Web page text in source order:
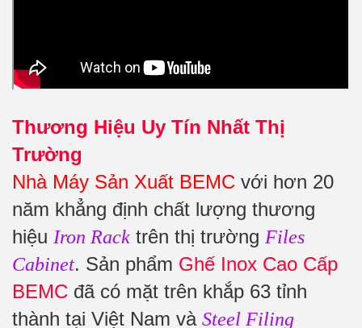
Thương Hiệu Uy Tín Nhất Thị
Trường
Nhà Máy Sản Xuất BEMC với hơn 20
năm khẳng định chất lượng thương
hiệu Iron Rack trên thị trường Files
Cabinet. Sản phẩm Ghế Inox Cao Cấp
BEMC đã có mặt trên khắp 63 tỉnh
thành tại Việt Nam và Steel Filing